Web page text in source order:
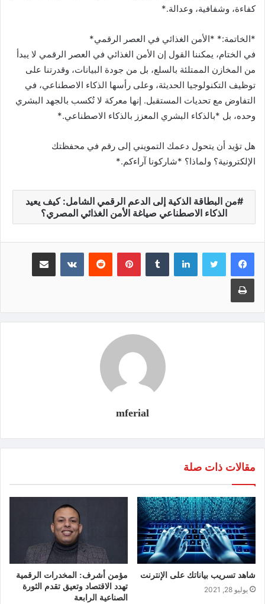
كفاءة، وشفافية، وعدالة.*
*الخاتمة:* *الأمن الغذائي في العصر الرقمي*
في الختام، يمكننا القول إن الأمن الغذائي في العصر الرقمي لا يبدأ
من المخازن الممتلئة بالسلع، بل من جودة البيانات، وقدرتنا على
توظيف التكنولوجيا الحديثة، وعلى رأسها الذكاء الاصطناعي، في
التفاوض مع تحديات المستقبل. إنها معركة لا تُكسب بالجهد البشري
وحده، بل *بالذكاء البشري المعزز بالذكاء الاصطناعي.*
هل تؤيد أن يتحول دعمك التمويني إلى رقم في محفظتك
الإلكترونية؟ ولماذا؟ *شاركونا آراءكم.*
من البطاقة الذكية إلى الدعم الرقمي الشامل: كيف يعيد
الذكاء الاصطناعي صياغة الأمن الغذائي المصري؟
لينكدإن بينتيريست
mferial
مقالات ذات صلة
شاهد تسريب بياناتك على الإنترنت
يوليو 28, 2021
مؤمن أشرف: المخدرات الرقمية
تهدد الاقتصاد وتعيق تقدم الثورة
الصناعية الرابعة